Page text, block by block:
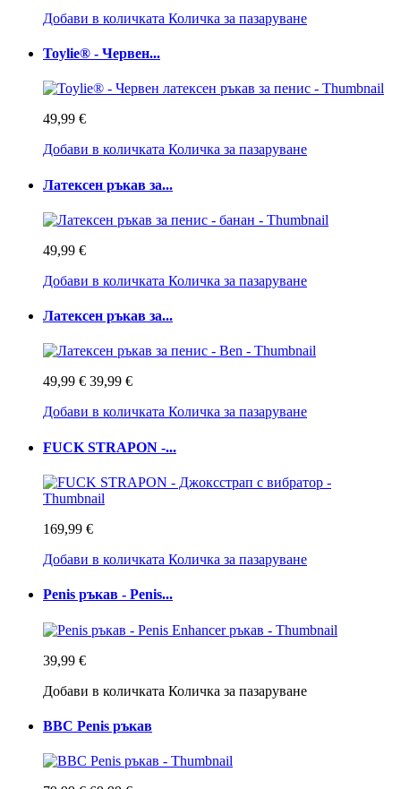
Добави в количката Количка за пазаруване
Toylie® - Червен...
49,99 €
Добави в количката Количка за пазаруване
Латексен ръкав за...
49,99 €
Добави в количката Количка за пазаруване
Латексен ръкав за...
49,99 € 39,99 €
Добави в количката Количка за пазаруване
FUCK STRAPON -...
169,99 €
Добави в количката Количка за пазаруване
Penis ръкав - Penis...
39,99 €
Добави в количката Количка за пазаруване
BBC Penis ръкав